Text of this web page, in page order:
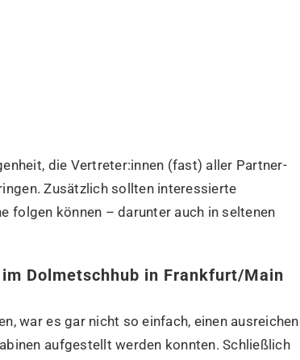
die Vertreter:innen (fast) aller Partner-
Zusätzlich sollten interessierte
folgen können – darunter auch in seltenen
Dolmetschhub in Frankfurt/Main
war es gar nicht so einfach, einen
aufgestellt werden konnten. Schließlich